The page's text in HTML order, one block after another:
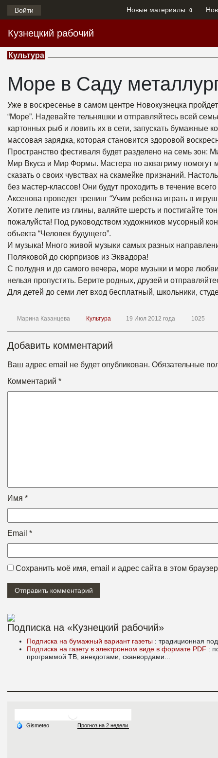
Войти Новые материалы 0
Кузнецкий рабочий
Культура
Море в Саду
Уже в воскресенье в самом центре Новокузнецка
“Море”. Надевайте тельняшки и отправляйтесь всей
картонных рыб и ловить их в сети, запускать бумажные
массовая зарядка, которая становится здоровой
Пространство фестиваля будет разделено на семь
Мир Вкуса и Мир Формы. Мастера по аквагриму помогут
сказать о своих чувствах на скамейке признаний.
без мастер-классов! Они будут проходить в течение
Аксенова проведет тренинг “Учим ребенка играть в
Хотите лепите из глины, валяйте шерсть и постигайте
пожалуйста! Под руководством художников мусорный
объекта “Человек будущего”.
И музыка! Много живой музыки самых разных
Поляковой до сюрпризов из Эквадора!
С полудня и до самого вечера, море музыки и море
нельзя пропустить. Берите родных, друзей и
Для детей до семи лет вход бесплатный, школьники,
Марина Казанцева Культура 19 Июл 2012 года 1025
Добавить комментарий
Ваш адрес email не будет опубликован. Обязательные
Комментарий *
Имя *
Email *
Сохранить моё имя, email и адрес сайта в этом
Подписка на «Кузнецкий рабочий»
Подписка на бумажный вариант газеты : традиционная
Подписка на газету в электронном виде в формате PDF :
программой ТВ, анекдотами, сканвордами...